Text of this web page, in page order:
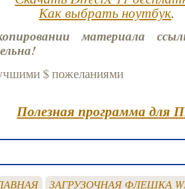
Как выбрать ноутбук.
материала
$ пожеланиями
Полезная программа для
ЗАГРУЗОЧНАЯ ФЛЕШКА